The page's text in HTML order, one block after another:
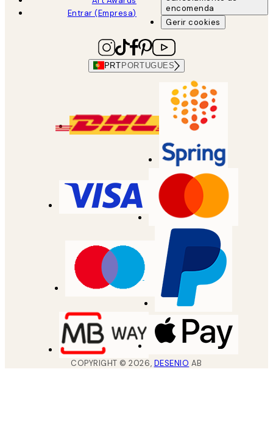
Entrar (Empresa)
encomenda
Gerir cookies
PRT PORTUGUES
COPYRIGHT ©2026, DESENIO AB